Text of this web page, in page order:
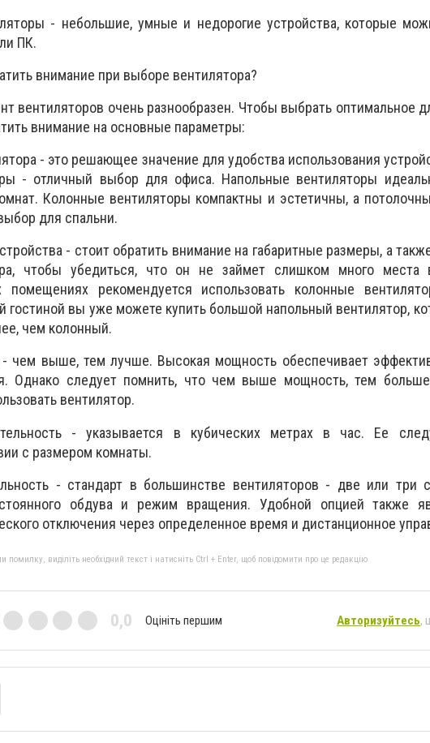
- небольшие, умные и недорогие устройства, которые
ПК.
внимание при выборе вентилятора?
вентиляторов очень разнообразен. Чтобы выбрать оптимальное
внимание на основные параметры:
- это решающее значение для удобства использования
- отличный выбор для офиса. Напольные вентиляторы
Колонные вентиляторы компактны и эстетичны, а
для спальни.
- стоит обратить внимание на габаритные размеры, а
чтобы убедиться, что он не займет слишком много
помещениях рекомендуется использовать колонные
гостиной вы уже можете купить большой напольный вентилятор,
чем колонный.
чем выше, тем лучше. Высокая мощность обеспечивает
Однако следует помнить, что чем выше мощность, тем больше
вентилятор.
- указывается в кубических метрах в час. Ее
с размером комнаты.
- стандарт в большинстве вентиляторов - две или три
обдува и режим вращения. Удобной опцией также
отключения через определенное время и дистанционное
помилку, виділіть необхідний текст і натисніть Ctrl + Enter, щоб повідомити про це редакцію
0,0 Оцініть першим Авторизуйтесь,